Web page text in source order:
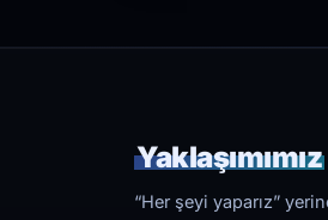
Yaklaşımımız
“Her şeyi yaparız”